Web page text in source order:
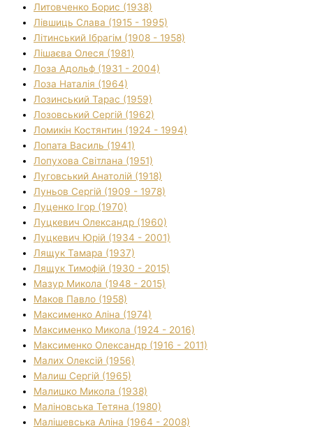
Литовченко Борис (1938)
Лівшиць Слава (1915 - 1995)
Літинський Ібрагім (1908 - 1958)
Лішаєва Олеся (1981)
Лоза Адольф (1931 - 2004)
Лоза Наталія (1964)
Лозинський Тарас (1959)
Лозовський Сергій (1962)
Ломикін Костянтин (1924 - 1994)
Лопата Василь (1941)
Лопухова Світлана (1951)
Луговський Анатолій (1918)
Луньов Сергій (1909 - 1978)
Луценко Ігор (1970)
Луцкевич Олександр (1960)
Луцкевич Юрій (1934 - 2001)
Лящук Тамара (1937)
Лящук Тимофій (1930 - 2015)
Мазур Микола (1948 - 2015)
Маков Павло (1958)
Максименко Аліна (1974)
Максименко Микола (1924 - 2016)
Максименко Олександр (1916 - 2011)
Малих Олексій (1956)
Малиш Сергій (1965)
Малишко Микола (1938)
Маліновська Тетяна (1980)
Малішевська Аліна (1964 - 2008)